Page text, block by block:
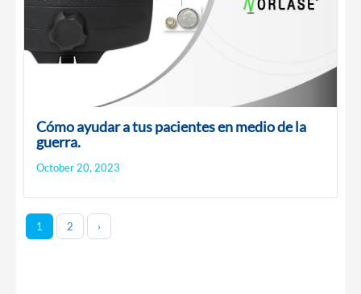
Cómo ayudar a tus pacientes en medio de la
guerra.
October 20, 2023
1 2 ›